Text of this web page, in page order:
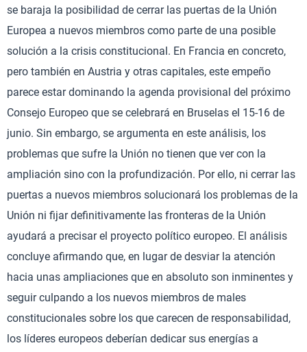
se baraja la posibilidad de cerrar las puertas de la Unión
Europea a nuevos miembros como parte de una posible
solución a la crisis constitucional. En Francia en concreto,
pero también en Austria y otras capitales, este empeño
parece estar dominando la agenda provisional del próximo
Consejo Europeo que se celebrará en Bruselas el 15-16 de
junio. Sin embargo, se argumenta en este análisis, los
problemas que sufre la Unión no tienen que ver con la
ampliación sino con la profundización. Por ello, ni cerrar las
puertas a nuevos miembros solucionará los problemas de la
Unión ni fijar definitivamente las fronteras de la Unión
ayudará a precisar el proyecto político europeo. El análisis
concluye afirmando que, en lugar de desviar la atención
hacia unas ampliaciones que en absoluto son inminentes y
seguir culpando a los nuevos miembros de males
constitucionales sobre los que carecen de responsabilidad,
los líderes europeos deberían dedicar sus energías a